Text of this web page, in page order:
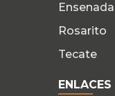
Ensenada
Rosarito
Tecate
ENLACES